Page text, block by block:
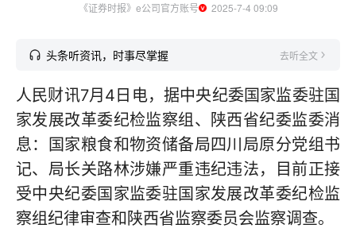
《证券时报》e公司官方账号
  2025-7-4 09:09
头条听资讯，时事尽掌握 去听全文
人民财讯7月4日电，据中央纪委国家监委驻国
家发展改革委纪检监察组、陕西省纪委监委消
息：国家粮食和物资储备局四川局原分党组书
记、局长关路林涉嫌严重违纪违法，目前正接
受中央纪委国家监委驻国家发展改革委纪检监
察组纪律审查和陕西省监察委员会监察调查。